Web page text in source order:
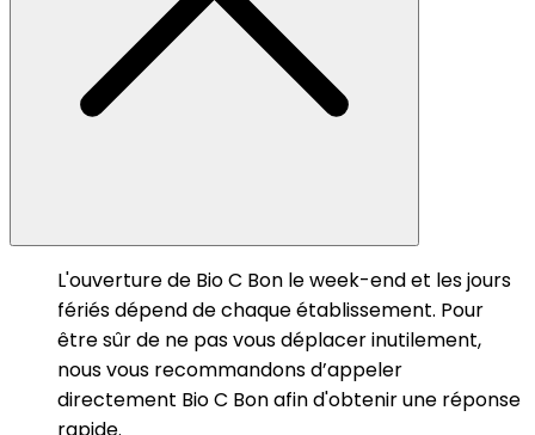
L'ouverture de Bio C Bon le week-end et les jours
fériés dépend de chaque établissement. Pour
être sûr de ne pas vous déplacer inutilement,
nous vous recommandons d’appeler
directement Bio C Bon afin d'obtenir une réponse
rapide.